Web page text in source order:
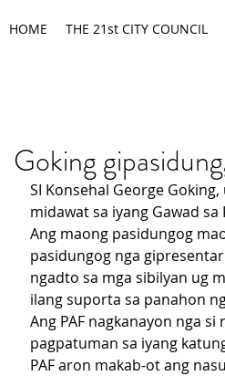
HOME THE 21st CITY COUNCIL
Goking
SI Konsehal George
midawat sa iyang Gawad
Ang maong pasidungog
pasidungog nga
ngadto sa mga sibilyan ug
ilang suporta sa panahon
Ang PAF nagkanayon nga
pagpatuman sa iyang
PAF aron makab-ot ang